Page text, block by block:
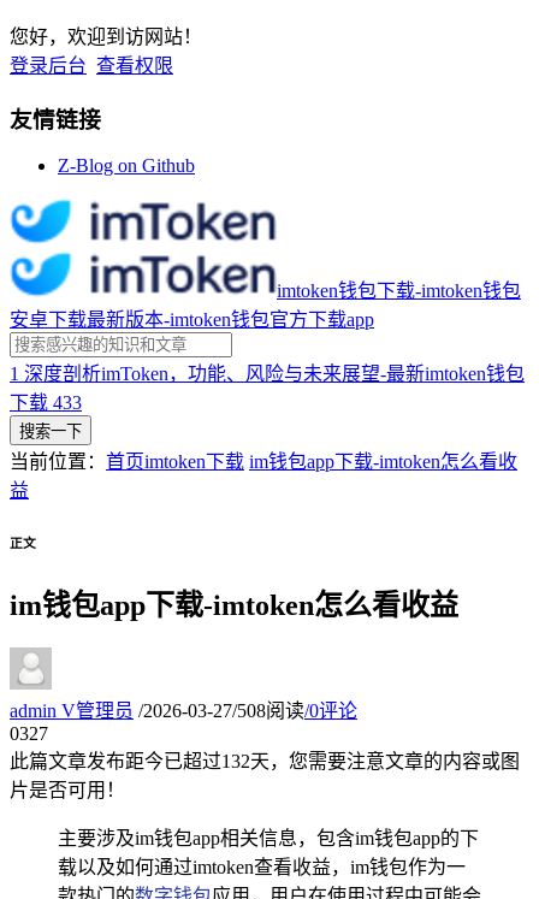
您好，欢迎到访网站！
登录后台 查看权限
友情链接
Z-Blog on Github
imtoken钱包下载-imtoken钱包
安卓下载最新版本-imtoken钱包官方下载app
1 深度剖析imToken，功能、风险与未来展望-最新imtoken钱包
下载 433
搜索一下
当前位置： 首页imtoken下载 im钱包app下载-imtoken怎么看收
益
正文
im钱包app下载-imtoken怎么看收益
admin V管理员 /2026-03-27/508阅读/0评论
0327
此篇文章发布距今已超过132天，您需要注意文章的内容或图
片是否可用！
主要涉及im钱包app相关信息，包含im钱包app的下
载以及如何通过imtoken查看收益，im钱包作为一